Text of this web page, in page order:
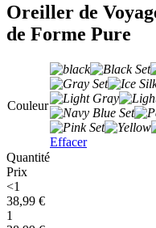
Oreiller de
de Forme Pure
Couleur
Effacer
Quantité
Prix
<1
38,99 €
1